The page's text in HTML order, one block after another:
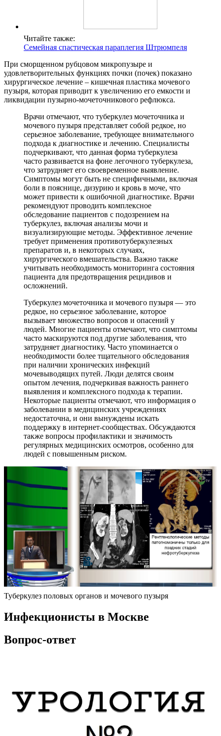
Читайте также:
Семейная спастическая параплегия Штрюмпеля
При сморщенном рубцовом микропузыре и
удовлетворительных функциях почки (почек) показано
хирургическое лечение – кишечная пластика мочевого
пузыря, которая приводит к увеличению его емкости и
ликвидации пузырно-мочеточникового рефлюкса.
Врачи отмечают, что туберкулез мочеточника и
мочевого пузыря представляет собой редкое, но
серьезное заболевание, требующее внимательного
подхода к диагностике и лечению. Специалисты
подчеркивают, что данная форма туберкулеза
часто развивается на фоне легочного туберкулеза,
что затрудняет его своевременное выявление.
Симптомы могут быть не специфичными, включая
боли в пояснице, дизурию и кровь в моче, что
может привести к ошибочной диагностике. Врачи
рекомендуют проводить комплексное
обследование пациентов с подозрением на
туберкулез, включая анализы мочи и
визуализирующие методы. Эффективное лечение
требует применения противотуберкулезных
препаратов и, в некоторых случаях,
хирургического вмешательства. Важно также
учитывать необходимость мониторинга состояния
пациента для предотвращения рецидивов и
осложнений.
Туберкулез мочеточника и мочевого пузыря — это
редкое, но серьезное заболевание, которое
вызывает множество вопросов и опасений у
людей. Многие пациенты отмечают, что симптомы
часто маскируются под другие заболевания, что
затрудняет диагностику. Часто упоминается о
необходимости более тщательного обследования
при наличии хронических инфекций
мочевыводящих путей. Люди делятся своим
опытом лечения, подчеркивая важность раннего
выявления и комплексного подхода к терапии.
Некоторые пациенты отмечают, что информация о
заболевании в медицинских учреждениях
недостаточна, и они вынуждены искать
поддержку в интернет-сообществах. Обсуждаются
также вопросы профилактики и значимость
регулярных медицинских осмотров, особенно для
людей с повышенным риском.
Туберкулез половых органов и мочевого пузыря
Инфекционисты в Москве
Вопрос-ответ